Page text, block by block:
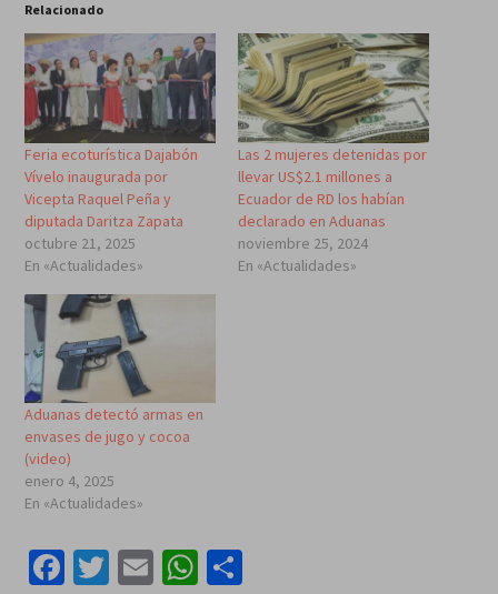
Relacionado
Feria ecoturística Dajabón
Vívelo inaugurada por
Vicepta Raquel Peña y
diputada Daritza Zapata
octubre 21, 2025
En «Actualidades»
Las 2 mujeres detenidas por
llevar US$2.1 millones a
Ecuador de RD los habían
declarado en Aduanas
noviembre 25, 2024
En «Actualidades»
Aduanas detectó armas en
envases de jugo y cocoa
(video)
enero 4, 2025
En «Actualidades»
Facebook
Twitter
EmailWhatsApp
Compartir